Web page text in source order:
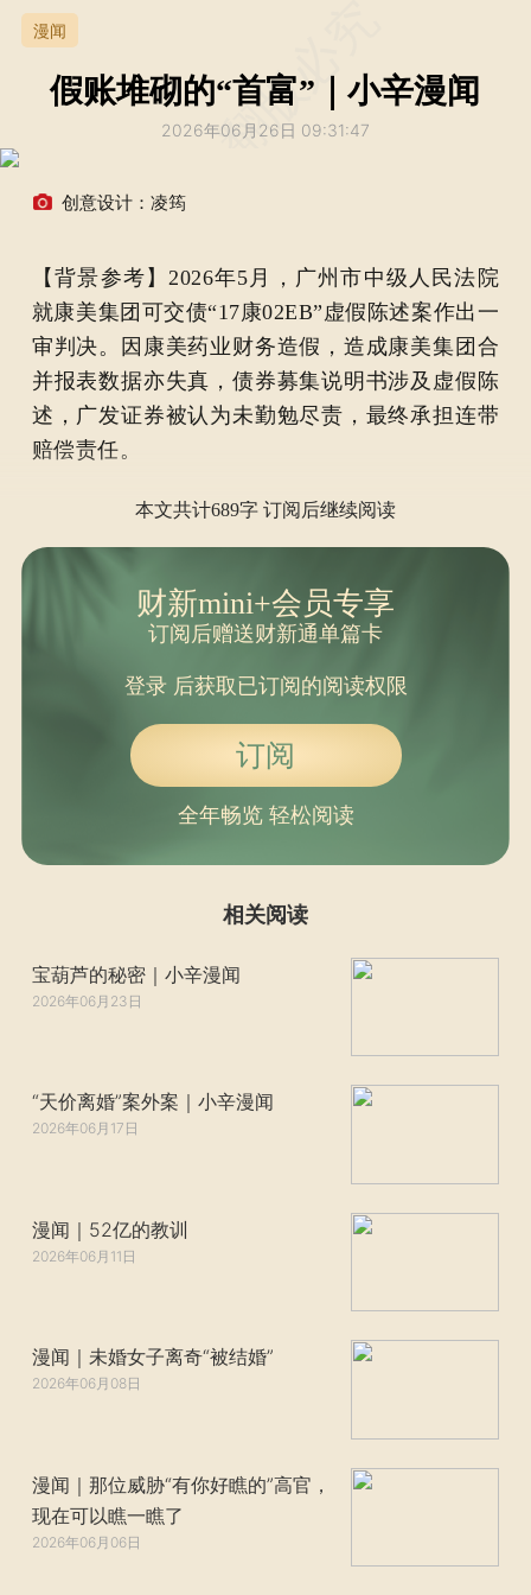
漫闻
假账堆砌的“首富”｜小辛漫闻
2026年06月26日 09:31:47
创意设计：凌筠
【背景参考】2026年5月，广州市中级人民法院
就康美集团可交债“17康02EB”虚假陈述案作出一
审判决。因康美药业财务造假，造成康美集团合
并报表数据亦失真，债券募集说明书涉及虚假陈
述，广发证券被认为未勤勉尽责，最终承担连带
赔偿责任。
本文共计689字 订阅后继续阅读
财新mini+会员专享
订阅后赠送财新通单篇卡
登录后获取已订阅的阅读权限
订阅
全年畅览 轻松阅读
相关阅读
宝葫芦的秘密｜小辛漫闻
2026年06月23日
“天价离婚”案外案｜小辛漫闻
2026年06月17日
漫闻｜52亿的教训
2026年06月11日
漫闻｜未婚女子离奇“被结婚”
2026年06月08日
漫闻｜那位威胁“有你好瞧的”高官，
现在可以瞧一瞧了
2026年06月06日